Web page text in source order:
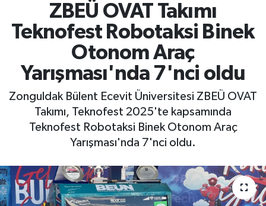
ZBEÜ OVAT Takımı
Teknofest Robotaksi Binek
Otonom Araç
Yarışması'nda 7'nci oldu
Zonguldak Bülent Ecevit Üniversitesi ZBEÜ OVAT
Takımı, Teknofest 2025'te kapsamında
Teknofest Robotaksi Binek Otonom Araç
Yarışması'nda 7'nci oldu.